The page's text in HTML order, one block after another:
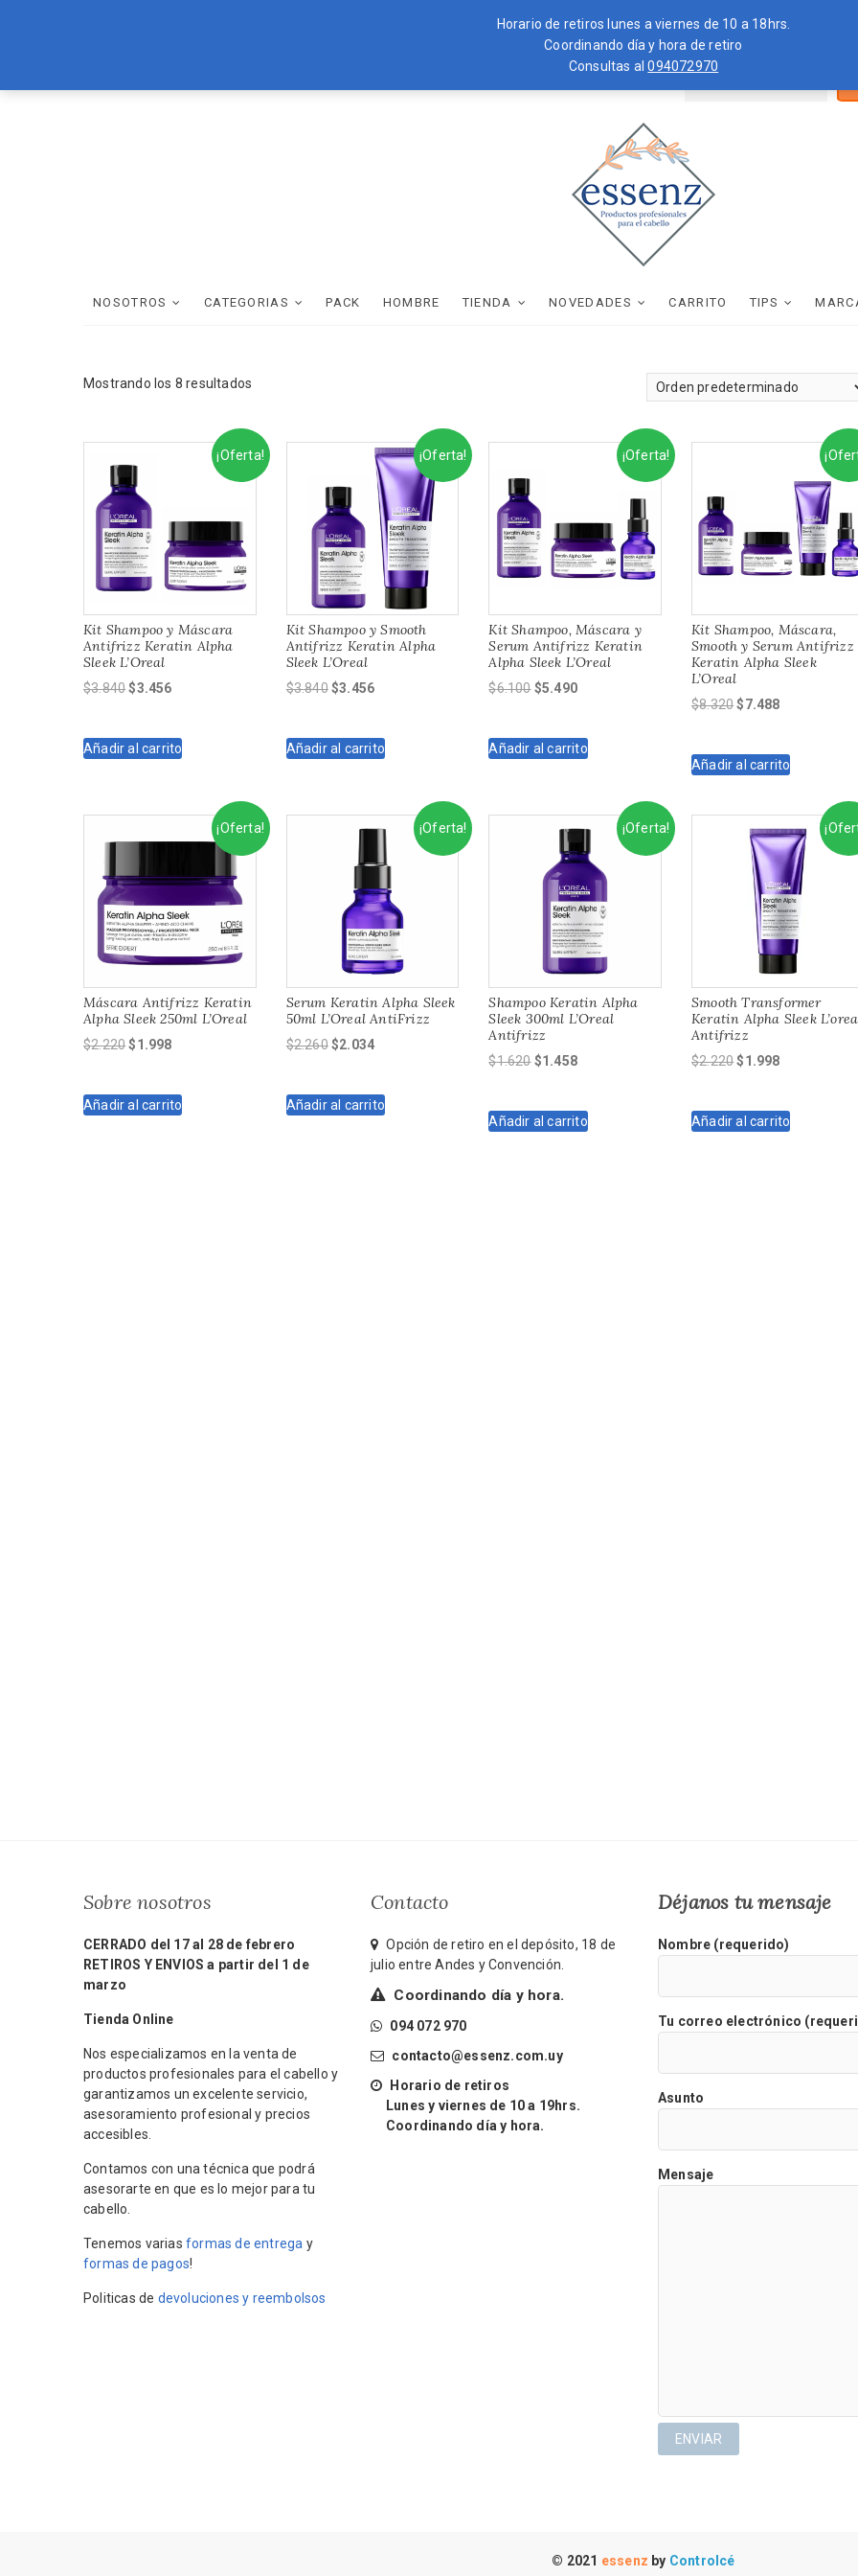
Horario de retiros lunes a viernes de 10 a 18hrs.
Coordinando día y hora de retiro
Consultas al094072970
to
por:
essenz
NOSOTROS CATEGORIAS PACK HOMBRE TIENDA NOVEDADES CARRITO TIPS
Mostrando los 8 resultados
¡Oferta!
Kit Shampoo y Máscara
Antifrizz Keratin Alpha
Sleek L’Oreal
$3.840El
era:
$3.456El
es:
Añadir al carrito
¡Oferta!
Kit Shampoo y Smooth
Antifrizz Keratin Alpha
Sleek L’Oreal
$3.840El
era:
$3.456El
es:
Añadir al carrito
¡Oferta!
Kit Shampoo, Máscara y
Serum Antifrizz Keratin
Alpha Sleek L’Oreal
$6.100 El
era:
$5.490El
es:
Añadir al carrito
Kit Shampoo, Máscara,
Smooth y Serum Antifrizz
Keratin Alpha Sleek
L’Oreal
$8.320El
era:
$7.488El
es:
Añadir al carrito
¡Oferta!
Máscara Antifrizz Keratin
Alpha Sleek 250ml L’Oreal
$2.220El
era:
$1.998El
es:
Añadir al carrito
¡Oferta!
Serum Keratin Alpha Sleek
50ml L’Oreal AntiFrizz
$2.260El
era:
$2.034El
es:
Añadir al carrito
¡Oferta!
Shampoo Keratin Alpha
Sleek 300ml L’Oreal
Antifrizz
$1.620 El
era:
$1.458El
es:
Añadir al carrito
Smooth Transformer
Keratin Alpha Sleek
Antifrizz
$2.220El
era:
$1.998El
es:
Añadir al carrito
Sobre nosotros
CERRADO del 17 al 28 de febrero
RETIROS Y ENVIOS a partir del 1 de
marzo
Tienda Online
Nos especializamos en la venta de
productos profesionales para el cabello y
garantizamos un excelente servicio,
asesoramiento profesional y precios
accesibles.
Contamos con una técnica que podrá
asesorarte en que es lo mejor para tu
cabello.
Tenemos varias formas de entrega y
formas de pagos!
Politicas de devoluciones y reembolsos
Contacto
Opción de retiro en el depósito, 18 de
julio entre Andes y Convención.
Coordinando día y hora.
094 072 970
contacto@essenz.com.uy
Horario de retiros
Lunes y viernes de 10 a 19hrs.
Coordinando día y hora.
Déjanos tu mensaje
Nombre (requerido)
Tu correo electrónico
Asunto
Mensaje
© 2021 essenz by Controlcé